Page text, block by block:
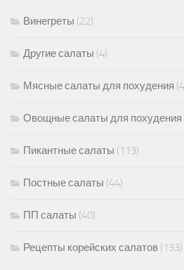
Винегреты (22)
Другие салаты (4)
Мясные салаты для похудения
Овощные салаты для похудения
Пикантные салаты (113)
Постные салаты (44)
ПП салаты (40)
Рецепты корейских салатов (133)